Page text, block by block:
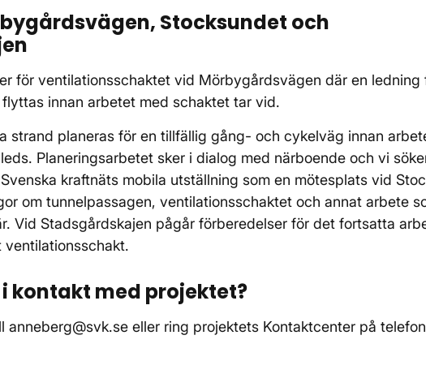
Stocksundet och
för ventilationsschaktet vid Mörbygårdsvägen där en ledning
innan arbetet med schaktet tar vid.
strand planeras för en tillfällig gång- och cykelväg innan
Planeringsarbetet sker i dialog med närboende och vi
kraftnäts mobila utställning som en mötesplats vid
om tunnelpassagen, ventilationsschaktet och annat arbete
Vid Stadsgårdskajen pågår förberedelser för det fortsatta
kontakt med projektet?
anneberg@svk.se eller ring projektets Kontaktcenter på